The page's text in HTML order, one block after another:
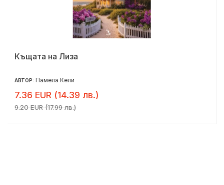
Къщата на Лиза
АВТОР: Памела Кели
7.36 EUR (14.39 лв.)
9.20 EUR (17.99 лв.)